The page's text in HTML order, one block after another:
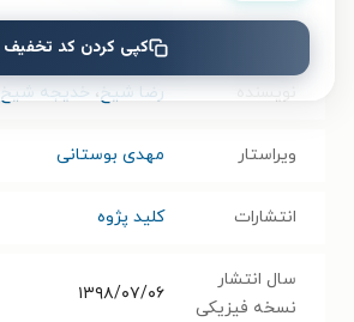
رضا شیخ، خدیجه شیخ
ویراستار مهدی بوستانی
انتشارات کلید پژوه
سال انتشار
نسخه فیزیکی
۱۳۹۸/۰۷/۰۶
کپی کردن کد تخفیف